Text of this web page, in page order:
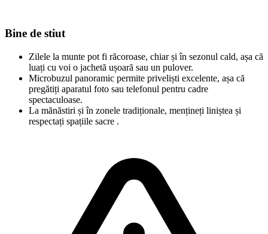
Bine de stiut
Zilele la munte pot fi răcoroase, chiar și în sezonul cald, așa că
luați cu voi o jachetă ușoară sau un pulover.
Microbuzul panoramic permite priveliști excelente, așa că
pregătiți aparatul foto sau telefonul pentru cadre
spectaculoase.
La mănăstiri și în zonele tradiționale, mențineți liniștea și
respectați spațiile sacre .